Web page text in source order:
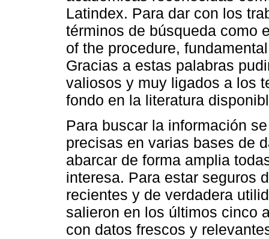
Latindex. Para dar con los
términos de búsqueda como
of the procedure,
Gracias a estas palabras
valiosos y muy ligados a los
fondo en la literatura
Para buscar la información
precisas en varias bases de
abarcar de forma amplia
interesa. Para estar seguros
recientes y de verdadera
salieron en los últimos cinco
con datos frescos y